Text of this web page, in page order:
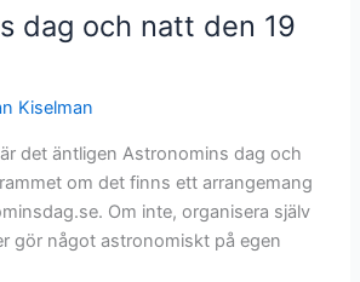
dag och natt den 19
Kiselman
det äntligen Astronomins dag och
om det finns ett arrangemang
Om inte, organisera själv
gör något astronomiskt på egen